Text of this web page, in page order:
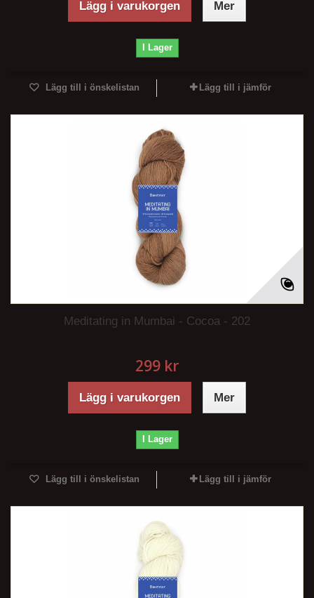
Lägg i varukorgen Mer
I Lager
Lägg till i önskelistan Lägg till i jämför
Meditating in Mumbai - Cocoa - 202
299 kr
Lägg i varukorgen Mer
I Lager
Lägg till i önskelistan Lägg till i jämför